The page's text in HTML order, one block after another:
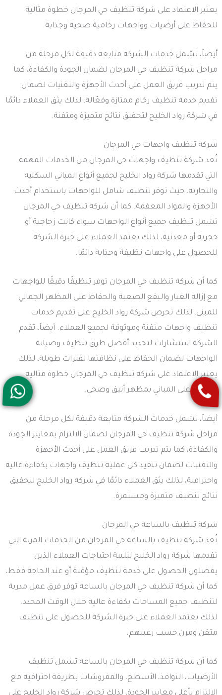
يعتبر الاعتماد على شركة تنظيف حي المرجان خطوة مثالية
للحفاظ على أرضيات وواجهات رخامية صحية وجذابة.
أيضاً، تشمل خدمات الشركة متابعة دقيقة لكل مرحلة من
مراحل شركة تنظيف حي المرجان لضمان الجودة والكفاءة، كما
يتم تدريب فريق العمل على أحدث الأجهزة والتقنيات لضمان
تقديم خدمة تنظيف رخام ممتازة وفعّالة، لذلك يثق العملاء دائمًا
في شركة رواد الخليج لتحقيق نتائج متميزة ومتقنة.
شركة تنظيف واجهات حي المرجان
تُعد شركة تنظيف واجهات حي المرجان من الخدمات المهمة
التي تقدمها شركة رواد الخليج لجميع أنواع المباني السكنية
والتجارية، حيث توفر تنظيف شامل للواجهات باستخدام أحدث
الأجهزة والمواد المعقمة. كما أن شركة تنظيف حي المرجان
تشمل تنظيف جميع أنواع الواجهات سواء كانت زجاجية أو
حجرية أو معدنية، لذلك يعتمد العملاء على خبرة الشركة
للحصول على واجهات نظيفة وجذابة دائمًا.
كما أن شركة تنظيف حي المرجان توفر تنظيفًا دقيقًا للواجهات
مع إزالة الغبار والبقع الصعبة والحفاظ على المظهر الجمالي
للمبنى، لذلك تحرص شركة رواد الخليج على تقديم خدمات
تنظيف واجهات متقنة وموثوقة لجميع العملاء. أيضاً، تقدم
الشركة استشارات لتحديد أفضل طرق تنظيف وصيانة
الواجهات لضمان الحفاظ على نظافتها لفترات طويلة، لذلك
يعتبر الاعتماد على شركة تنظيف حي المرجان خطوة مثالية
للحفاظ على المباني بمظهر أنيق وصحي.
أيضاً، تشمل خدمات الشركة متابعة دقيقة لكل مرحلة من
مراحل شركة تنظيف حي المرجان لضمان الالتزام بمعايير الجودة
والكفاءة، كما يتم تدريب فريق العمل على أحدث الأجهزة
والتقنيات لضمان تنفيذ كل عملية تنظيف واجهات بكفاءة عالية
واحترافية، لذلك يثق العملاء دائمًا في شركة رواد الخليج لتحقيق
نتائج تنظيف متميزة ومستمرة.
شركة تنظيف بالساعة حي المرجان
تُعد شركة تنظيف بالساعة حي المرجان من الخدمات المرنة التي
تقدمها شركة رواد الخليج لتلبية احتياجات العملاء الذين
يفضلون الحصول على خدمة تنظيف مؤقتة أو عند الحاجة فقط،
كما أن شركة تنظيف حي المرجان بالساعة توفر فرق عمل مدربة
لتنظيف جميع المساحات بكفاءة عالية خلال الوقت المحدد.
لذلك يعتمد العملاء على خبرة الشركة للحصول على تنظيف
متقن ومرن حسب رغبتهم.
كما أن شركة تنظيف حي المرجان بالساعة تشمل تنظيف
الأرضيات، النوافذ، الأسطح، والمفروشات بطريقة احترافية مع
الالتزام بأعلى معايير الجودة، لذلك تحرص شركة رواد الخليج على